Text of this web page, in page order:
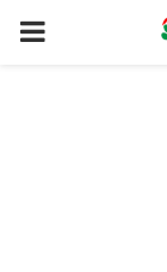
PRIMARY